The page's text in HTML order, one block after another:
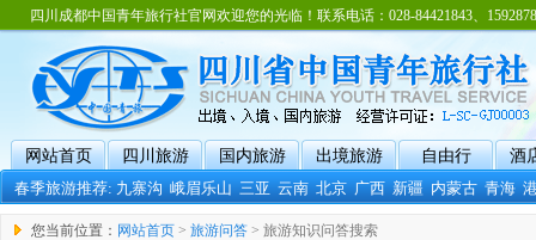
四川成都中国青年旅行社官网欢迎您的光临！联系电话：028-84421843、
网站首页 四川旅游 国内旅游 出境旅游 自由行
酒
春季旅游推荐:九寨沟 峨眉乐山 三亚 云南 北京 广西 新疆 内蒙古 青海
您当前位置： 网站首页 > 旅游问答 > 旅游知识问答搜索